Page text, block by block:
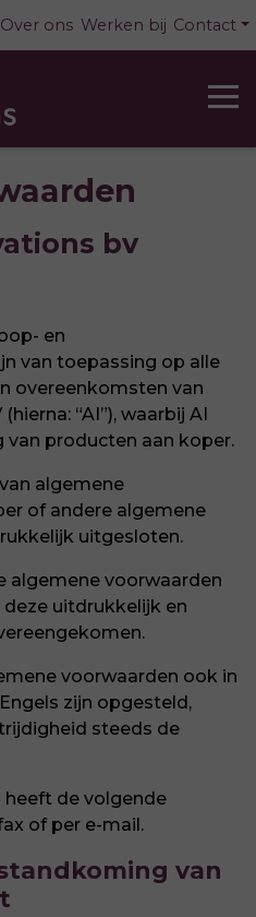
Over ons Werken bij Contact
bv
en
van toepassing op alle
overeenkomsten van
“AI”), waarbij AI
producten aan koper.
algemene
of andere algemene
uitgesloten.
algemene voorwaarden
uitdrukkelijk en
voorwaarden ook in
zijn opgesteld,
steeds de
heeft de volgende
of per e-mail.
van